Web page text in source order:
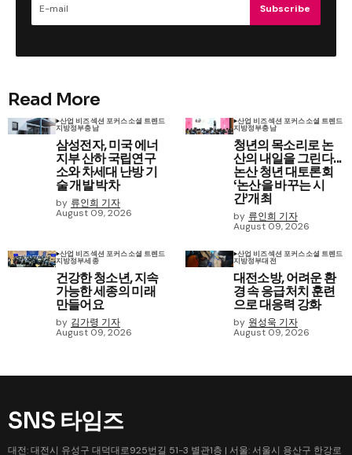
Subscribe
Read More
산업 비즈섹션 포커스소셜 트렌드
지방정부충남
삼성전자, 미국 에너
지부 산하 국립연구
소와 차세대 난방 기
술 개발 박차
by 류인희 기자
August 09, 2026
산업 비즈섹션 포커스소셜 트렌드
지방정부충남
청년의 목소리로 논
산의 내일을 그린다...
논산 청년 대토론회
‘논산을 바꾸는 시
간’개최
by 류인희 기자
August 09, 2026
산업 비즈섹션 포커스소셜 트렌드
지방정부세종
건강한 청소년, 지속
가능한 세종의 미래
만들어요
by 김가령 기자
August 09, 2026
산업 비즈섹션 포커스소셜 트렌드
지방정부대전
대전소방, 어려운 환
경 속 응급처치 훈련
으로 대응력 강화
by 원성욱 기자
August 09, 2026
SNS 타임즈
대전: 대전시 유성구 대덕대로925번길 51-3 별관1층 | 서울: 서울시 용산구 한강로